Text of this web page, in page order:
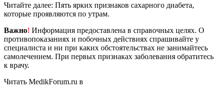
Читайте далее: Пять ярких признаков сахарного диабета,
которые проявляются по утрам.
Важно! Информация предоставлена в справочных целях. О
противопоказаниях и побочных действиях спрашивайте у
специалиста и ни при каких обстоятельствах не занимайтесь
самолечением. При первых признаках заболевания обратитесь
к врачу.
Читать MedikForum.ru в